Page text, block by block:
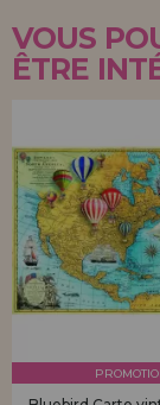
VOUS
ÊTRE